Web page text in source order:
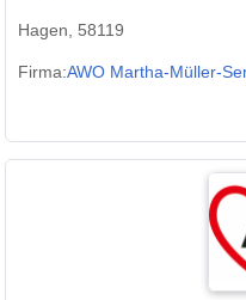
Hagen, 58119
Firma:AWO Martha-Müller-